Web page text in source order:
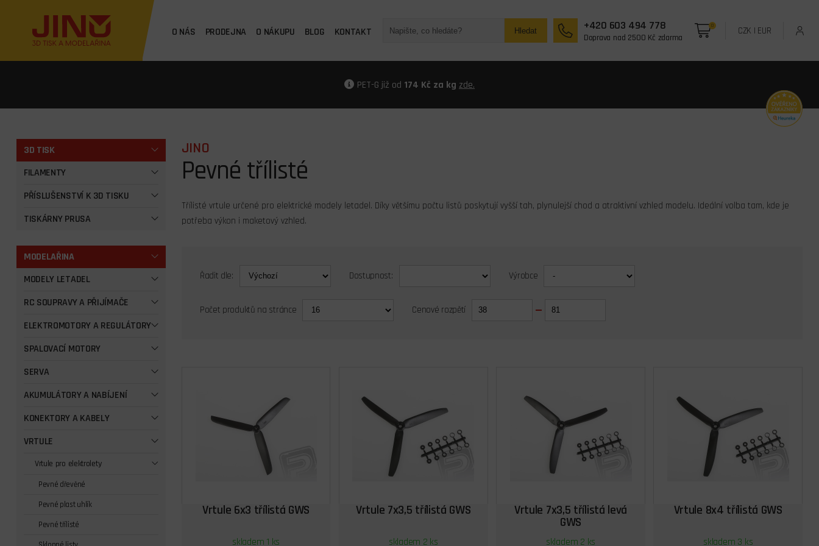
O NÁS PRODEJNA O NÁKUPU BLOG KONTAKT Hledat +420 603 494 778
Doprava nad 2500 Kč zdarma
0 CZK | EUR
PET-G již od 174 Kč za kg zde.
3D TISK
FILAMENTY
PŘÍSLUŠENSTVÍ K 3D TISKU
TISKÁRNY PRUSA
MODELAŘINA
MODELY LETADEL
RC SOUPRAVY A PŘIJÍMAČE
ELEKTROMOTORY A REGULÁTORY
SPALOVACÍ MOTORY
SERVA
AKUMULÁTORY A NABÍJENÍ
KONEKTORY A KABELY
VRTULE
Vrtule pro elektrolety
Pevné dřevěné
Pevné plast uhlík
Pevné třílisté
JINO
Pevné třílisté
Třílisté vrtule určené pro elektrické modely letadel. Díky většímu počtu listů poskytují vyšší tah, plynulejší chod a atraktivní vzhled modelu. Ideální volba tam, kde je
potřeba výkon i maketový vzhled.
Řadit dle: Dostupnost: Výrobce
Počet produktů na stránce Cenové rozpětí
Vrtule 6x3 třílistá GWS
skladem 1 ks
Vrtule 7x3,5 třílistá GWS
skladem 2 ks
Vrtule 7x3,5 třílistá levá
GWS
skladem 2 ks
Vrtule 8x4 třílistá GWS
skladem 3 ks